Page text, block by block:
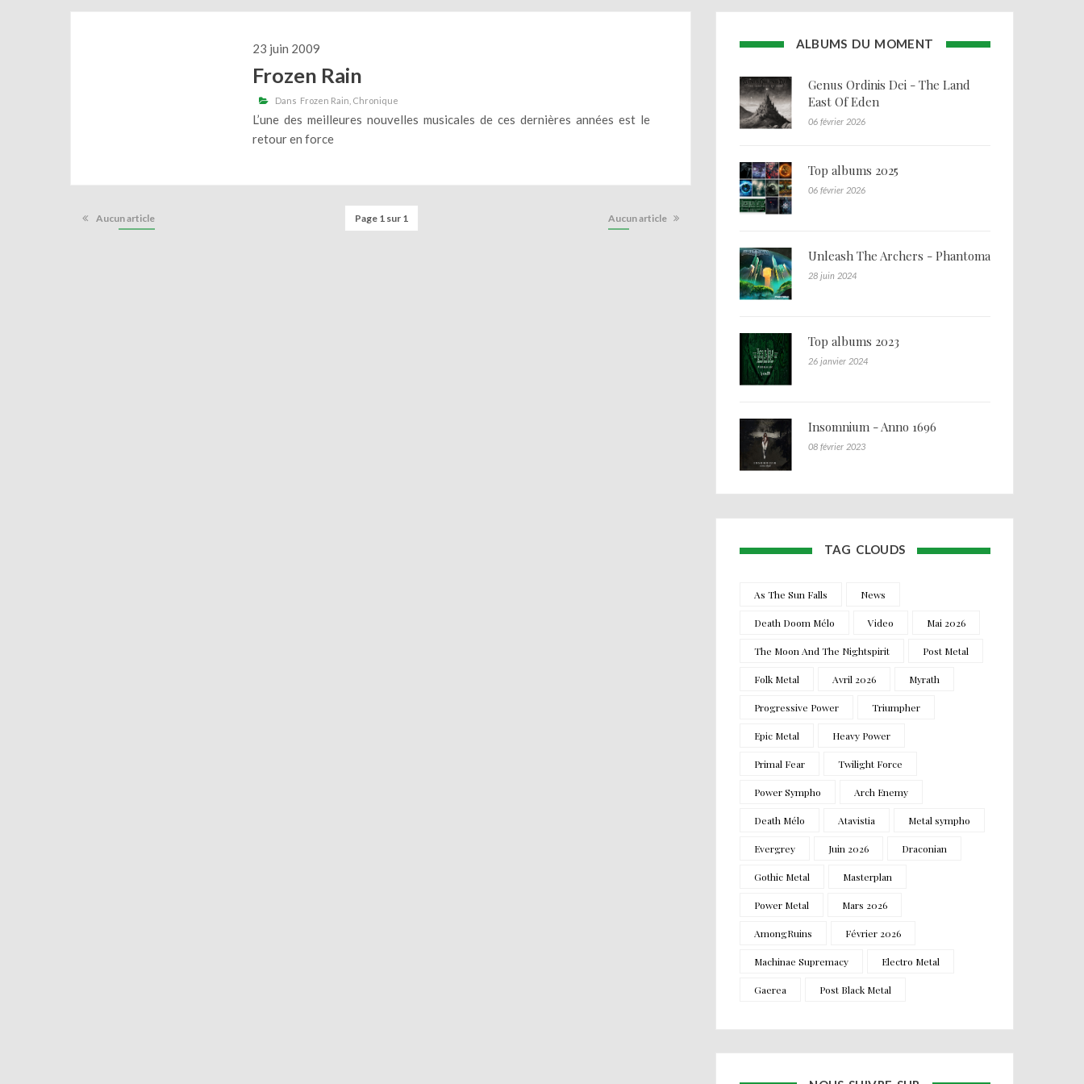
23 juin 2009
Frozen Rain
Dans Frozen Rain Chronique
L’une des meilleures nouvelles musicales de ces dernières années est le
retour en force
Aucun article Page 1 sur 1 Aucun article
ALBUMS DU MOMENT
Genus Ordinis Dei - The Land
East Of Eden
06 février 2026
Top albums 2025
06 février 2026
Unleash The Archers - Phantoma
28 juin 2024
Top albums 2023
26 janvier 2024
Insomnium - Anno 1696
08 février 2023
TAG CLOUDS
As The Sun Falls News
Death Doom Mélo Video Mai 2026
The Moon And The Nightspirit Post Metal
Folk Metal Avril 2026 Myrath
Progressive Power Triumpher
Epic Metal Heavy Power
Primal Fear Twilight Force
Power Sympho Arch Enemy
Death Mélo Atavistia Metal sympho
Evergrey Juin 2026 Draconian
Gothic Metal Masterplan
Power Metal Mars 2026
AmongRuins Février 2026
Machinae Supremacy Electro Metal
Gaerea Post Black Metal